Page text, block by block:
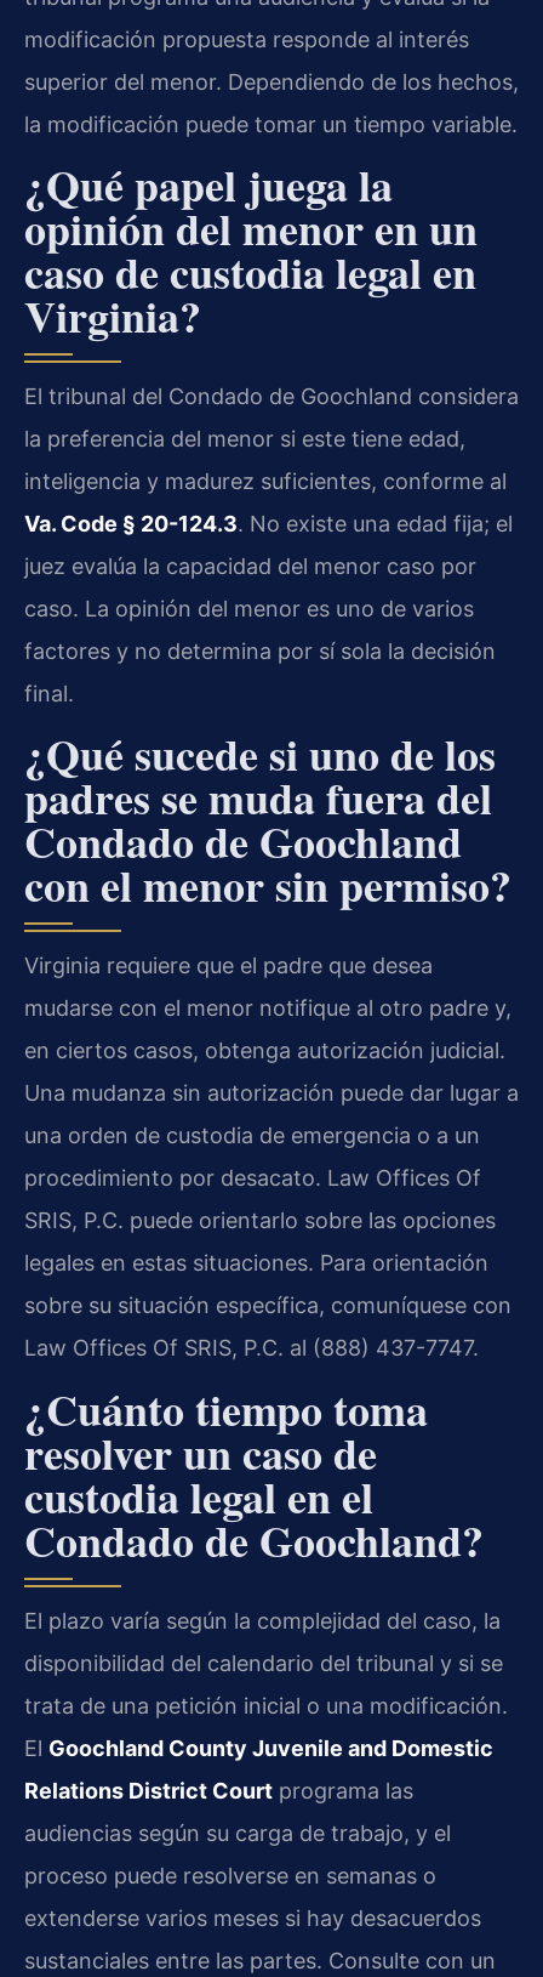
modificación propuesta responde al interés
superior del menor. Dependiendo de los hechos,
la modificación puede tomar un tiempo variable.
¿Qué papel juega la
opinión del menor en un
caso de custodia legal en
Virginia?
El tribunal del Condado de Goochland considera
la preferencia del menor si este tiene edad,
inteligencia y madurez suficientes, conforme al
Va. Code § 20-124.3. No existe una edad fija; el
juez evalúa la capacidad del menor caso por
caso. La opinión del menor es uno de varios
factores y no determina por sí sola la decisión
final.
¿Qué sucede si uno de los
padres se muda fuera del
Condado de Goochland
con el menor sin permiso?
Virginia requiere que el padre que desea
mudarse con el menor notifique al otro padre y,
en ciertos casos, obtenga autorización judicial.
Una mudanza sin autorización puede dar lugar a
una orden de custodia de emergencia o a un
procedimiento por desacato. Law Offices Of
SRIS, P.C. puede orientarlo sobre las opciones
legales en estas situaciones. Para orientación
sobre su situación específica, comuníquese con
Law Offices Of SRIS, P.C. al (888) 437-7747.
¿Cuánto tiempo toma
resolver un caso de
custodia legal en el
Condado de Goochland?
El plazo varía según la complejidad del caso, la
disponibilidad del calendario del tribunal y si se
trata de una petición inicial o una modificación.
El Goochland County Juvenile and Domestic
Relations District Court programa las
audiencias según su carga de trabajo, y el
proceso puede resolverse en semanas o
extenderse varios meses si hay desacuerdos
sustanciales entre las partes. Consulte con un